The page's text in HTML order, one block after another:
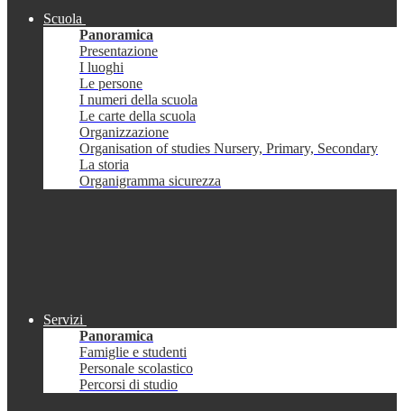
Scuola
Panoramica
Presentazione
I luoghi
Le persone
I numeri della scuola
Le carte della scuola
Organizzazione
Organisation of studies Nursery, Primary, Secondary
La storia
Organigramma sicurezza
Servizi
Panoramica
Famiglie e studenti
Personale scolastico
Percorsi di studio